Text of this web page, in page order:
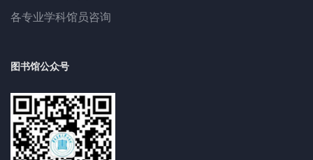
各专业学科馆员咨询
图书馆公众号